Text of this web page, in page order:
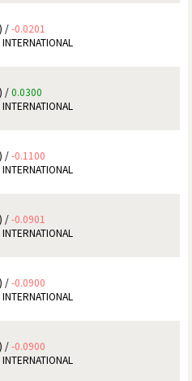
/-0.0201
/0.0300
/-0.1100
/-0.0901
/-0.0900
/-0.0900